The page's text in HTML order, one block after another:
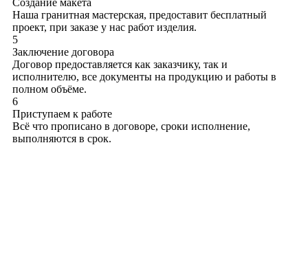
Создание макета
Наша гранитная мастерская, предоставит бесплатный
проект, при заказе у нас работ изделия.
5
Заключение договора
Договор предоставляется как заказчику, так и
исполнителю, все документы на продукцию и работы в
полном объёме.
6
Приступаем к работе
Всё что прописано в договоре, сроки исполнение,
выполняются в срок.